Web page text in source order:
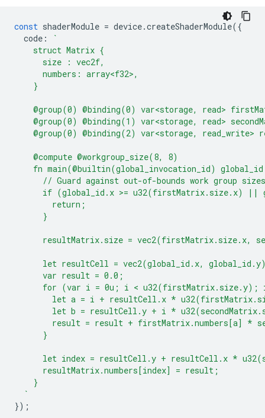
const shaderModule = device.createShaderModule({
code :
`
    struct Matrix {
      size : vec2f,
      numbers: array<f32>,
    }
@group(0) @binding(0) var<storage, read>
@group(0) @binding(1) var<storage, read>
@group(0) @binding(2) var<storage, read_write>
    @compute @workgroup_size(8, 8)
fn main(@builtin(global_invocation_id)
      // Guard against out-of-bounds work group sizes
if (global_id.x >= u32(firstMatrix.size.x) ||
        return;
      }
resultMatrix.size = vec2(firstMatrix.size.x,
let resultCell = vec2(global_id.x,
      var result = 0.0;
for (var i = 0u; i < u32(firstMatrix.size.y);
let a = i + resultCell.x *
let b = resultCell.y + i *
result = result + firstMatrix.numbers[a] *
      }
let index = resultCell.y + resultCell.x *
      resultMatrix.numbers[index] = result;
    }
  `
});